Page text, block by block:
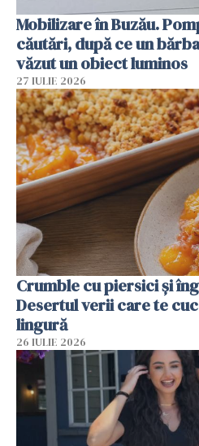
Mobilizare în Buzău.
căutări, după ce un
văzut un obiect luminos
27 IULIE 2026
Crumble cu piersici și
Desertul verii care te
lingură
26 IULIE 2026